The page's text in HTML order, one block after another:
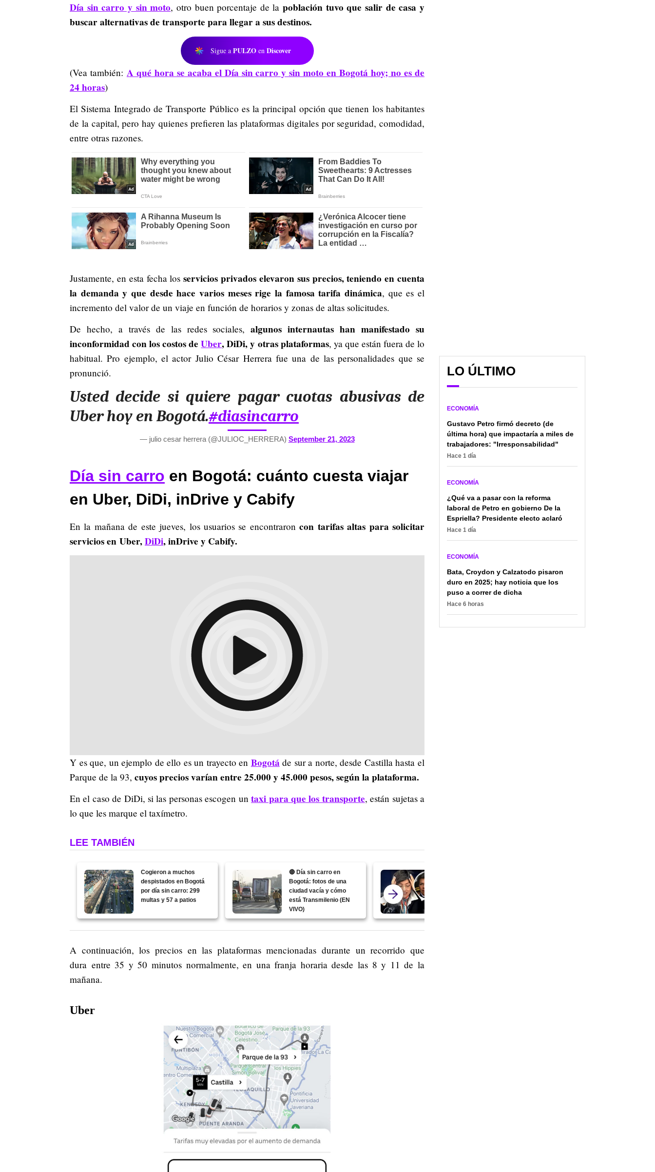
Día sin carro y sin moto, otro buen porcentaje de la población tuvo que salir de casa y
buscar alternativas de transporte para llegar a sus destinos.
Sigue a PULZO en Discover
(Vea también: A qué hora se acaba el Día sin carro y sin moto en Bogotá hoy; no es de
24 horas)
El Sistema Integrado de Transporte Público es la principal opción que tienen los habitantes
de la capital, pero hay quienes prefieren las plataformas digitales por seguridad, comodidad,
entre otras razones.
Justamente, en esta fecha losservicios privados elevaron sus precios, teniendo en cuenta
la demanda y que desde hace varios meses rige la famosa tarifa dinámica, que es el
incremento del valor de un viaje en función de horarios y zonas de altas solicitudes.
De hecho, a través de las redes sociales,algunos internautas han manifestado su
inconformidad con los costos deUber, DiDi, y otras plataformas, ya que están fuera de lo
habitual. Pro ejemplo, el actor Julio César Herrera fue una de las personalidades que se
pronunció.
Usted decide si quiere pagar cuotas abusivas de
Uber hoy en Bogotá.#diasincarro
— julio cesar herrera (@JULIOC_HERRERA) September 21, 2023
Día sin carro en Bogotá: cuánto cuesta viajar
en Uber, DiDi, inDrive y Cabify
En la mañana de este jueves, los usuarios se encontraroncon tarifas altas para solicitar
servicios en Uber,DiDi, inDrive y Cabify.
Y es que, un ejemplo de ello es un trayecto en Bogotáde sur a norte, desde Castilla hasta el
Parque de la 93, cuyos precios varían entre 25.000 y 45.000 pesos, según la plataforma.
En el caso de DiDi, si las personas escogen untaxi para que los transporte, están sujetas a
lo que les marque el taxímetro.
LEE TAMBIÉN
Cogieron a muchos
despistados en Bogotá
por día sin carro: 299
multas y 57 a patios
🔴 Día sin carro en
Bogotá: fotos de una
ciudad vacía y cómo
está Transmilenio (EN
VIVO)
A continuación, los precios en las plataformas mencionadas durante un recorrido que
dura entre 35 y 50 minutos normalmente, en una franja horaria desde las 8 y 11 de la
mañana.
Uber
LO ÚLTIMO
ECONOMÍA
Gustavo Petro firmó decreto (de
última hora) que impactaría a miles de
trabajadores: "Irresponsabilidad"
Hace 1 día
ECONOMÍA
¿Qué va a pasar con la reforma
laboral de Petro en gobierno De la
Espriella? Presidente electo aclaró
Hace 1 día
ECONOMÍA
Bata, Croydon y Calzatodo pisaron
duro en 2025; hay noticia que los
puso a correr de dicha
Hace 6 horas